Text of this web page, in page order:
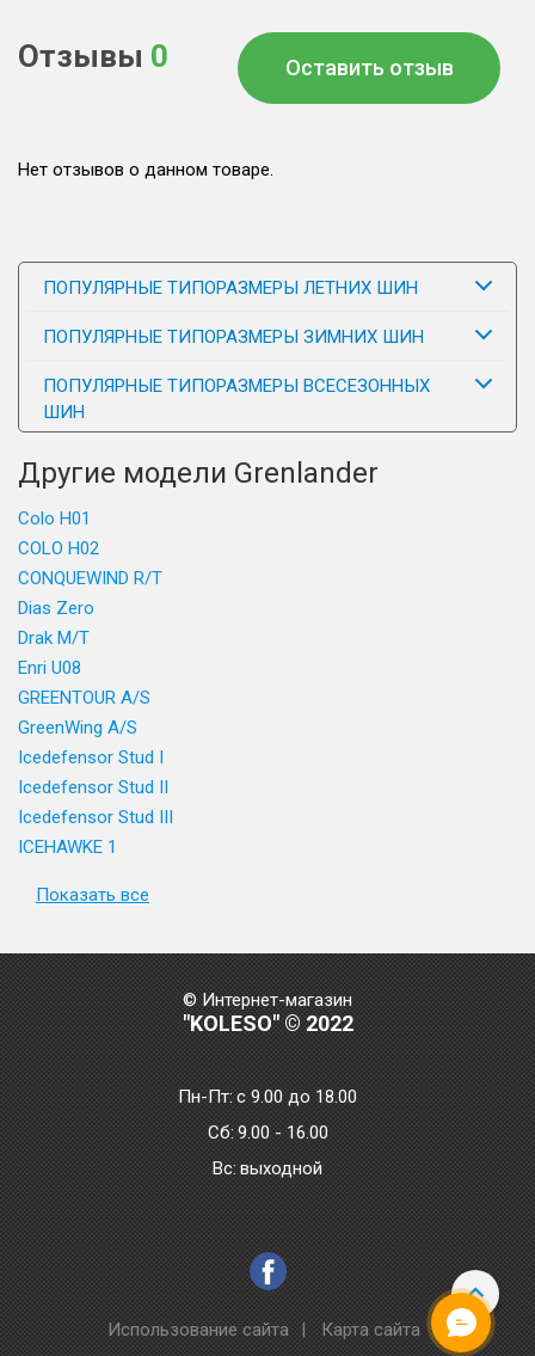
Отзывы 0 Оставить отзыв
Нет отзывов о данном товаре.
ПОПУЛЯРНЫЕ ТИПОРАЗМЕРЫ ЛЕТНИХ ШИН
ПОПУЛЯРНЫЕ ТИПОРАЗМЕРЫ ЗИМНИХ ШИН
ПОПУЛЯРНЫЕ ТИПОРАЗМЕРЫ ВСЕСЕЗОННЫХ
ШИН
Другие модели Grenlander
Colo H01
COLO H02
CONQUEWIND R/T
Dias Zero
Drak M/T
Enri U08
GREENTOUR A/S
GreenWing A/S
Icedefensor Stud I
Icedefensor Stud II
Icedefensor Stud III
ICEHAWKE 1
Показать все
© Интернет-магазин
"KOLESO" © 2022
Пн-Пт:с 9.00 до 18.00
Сб: 9.00 - 16.00
Bc: выходной
Использование сайта | Карта сайта